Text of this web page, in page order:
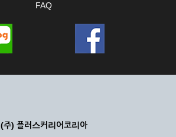
FAQ
(주) 플러스커리어코리아